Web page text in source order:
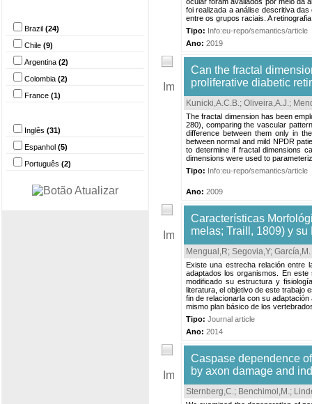
Brazil (24)
Chile (9)
Argentina (2)
Colombia (2)
France (1)
Inglês (31)
Espanhol (5)
Português (2)
foi realizada a análise descritiva
entre os grupos raciais. A
Tipo: Info:eu-repo/semantics/article
Ano: 2019
Can the fractal
proliferative diabetic
Kunicki,A.C.B.; Oliveira,A.J.;
The fractal dimension has been
280), comparing the vascular
difference between them only in
between normal and mild NPDR
to determine if fractal dimensions
dimensions were used to
Tipo: Info:eu-repo/semantics/article
Ano: 2009
Características
melas; Traill, 1809) y
Mengual,R; Segovia,Y; García,M .
Existe una estrecha relación entre
adaptados los organismos. En
modificado su estructura y
literatura, el objetivo de este trabajo
fin de relacionarla con su
mismo plan básico de los
Tipo: Journal article
Ano: 2014
Caspase dependence
by axon damage and
Sternberg,C.; Benchimol,M.;